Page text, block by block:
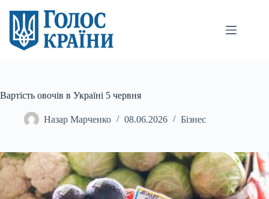
вмісту
Вартість овочів в Україні 5 червня
Назар Марченко 08.06.2026 Бізнес